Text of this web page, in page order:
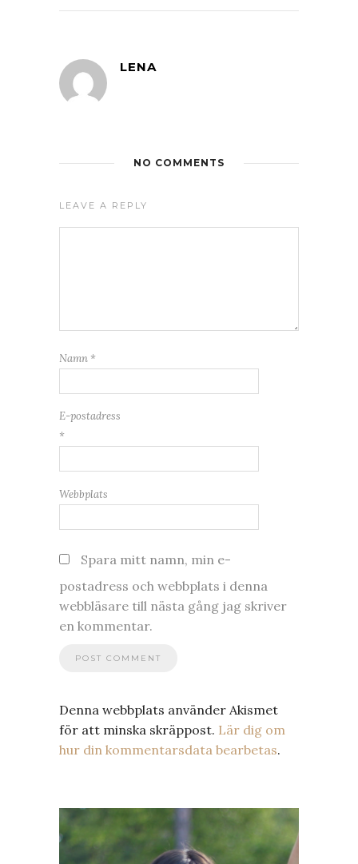
LENA
NO COMMENTS
LEAVE A REPLY
Namn *
E-postadress
*
Webbplats
Spara mitt namn, min e-
postadress och webbplats i denna
webbläsare till nästa gång jag skriver
en kommentar.
Denna webbplats använder Akismet
för att minska skräppost. Lär dig om
hur din kommentarsdata bearbetas.